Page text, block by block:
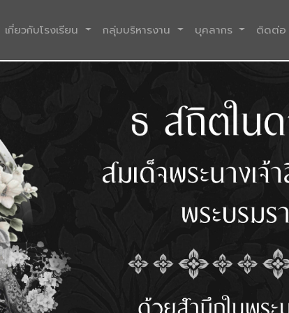
(current)
เกี่ยวกับโรงเรียน กลุ่มบริหารงาน บุคลากร ติดต่อ